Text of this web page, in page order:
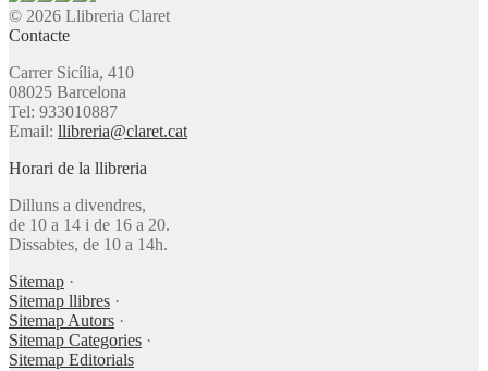
© 2026 Llibreria Claret
Contacte
Carrer Sicília, 410
08025 Barcelona
Tel: 933010887
Email: llibreria@claret.cat
Horari de la llibreria
Dilluns a divendres,
de 10 a 14 i de 16 a 20.
Dissabtes, de 10 a 14h.
Sitemap ·
Sitemap llibres ·
Sitemap Autors ·
Sitemap Categories ·
Sitemap Editorials